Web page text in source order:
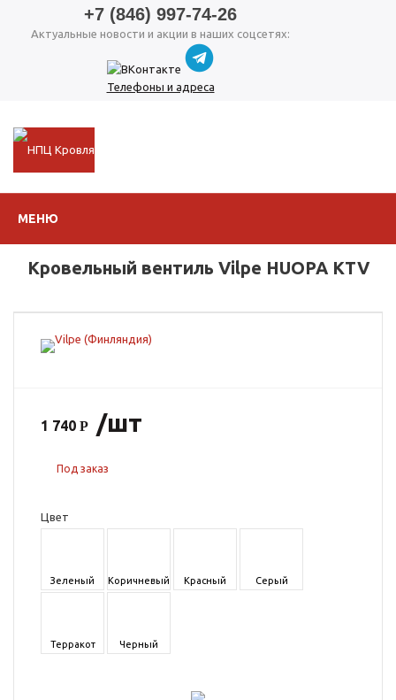
+7 (846) 997-74-26
Актуальные новости и акции в наших соцсетях:
Телефоны и адреса
МЕНЮ
Кровельный вентиль Vilpe HUOPA KTV
1 740 /шт
Под заказ
Цвет
Зеленый Коричневый Красный Серый
Терракот Черный